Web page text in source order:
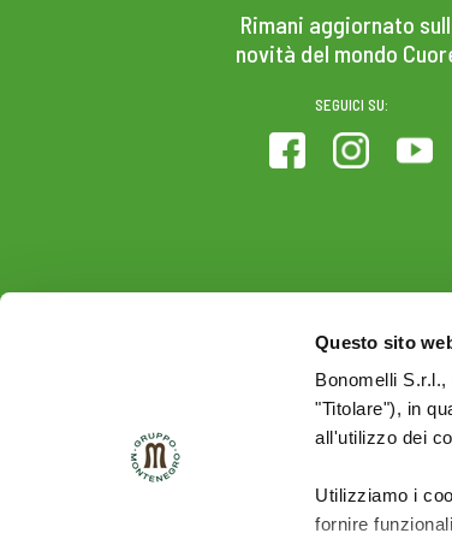
Questo sito
Bonomelli
"Titolare"), in
all'utilizzo dei
Utilizziamo i
fornire
Rimani aggiornato
novità del mondo
SEGUICI SU: